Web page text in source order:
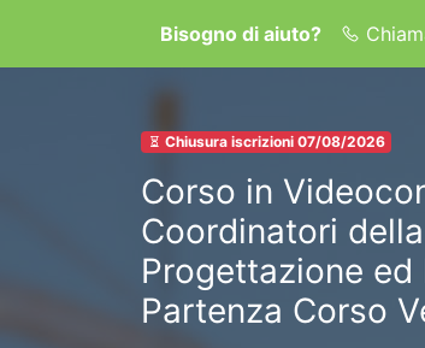
Bisogno di aiuto?
Chiusura iscrizioni 07/08/2026
Corso in
Coordinatori
Progettazione
Partenza Corso